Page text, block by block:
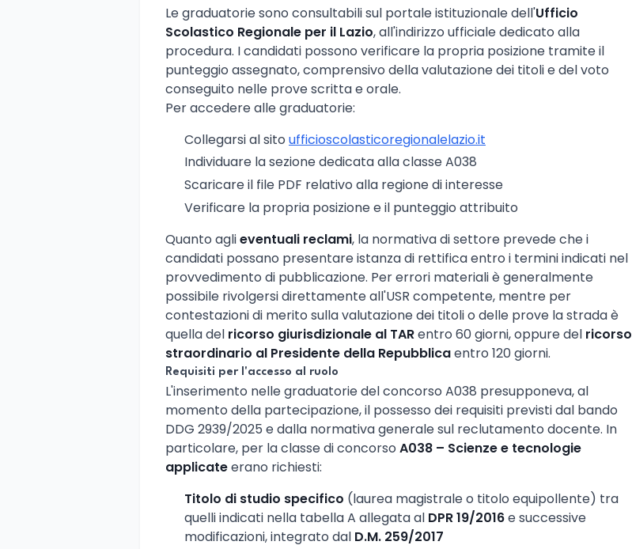
Le graduatorie sono consultabili sul portale istituzionale dell'Ufficio
Scolastico Regionale per il Lazio, all'indirizzo ufficiale dedicato alla
procedura. I candidati possono verificare la propria posizione tramite il
punteggio assegnato, comprensivo della valutazione dei titoli e del voto
conseguito nelle prove scritta e orale.
Per accedere alle graduatorie:
Collegarsi al sito ufficioscolasticoregionalelazio.it
Individuare la sezione dedicata alla classe A038
Scaricare il file PDF relativo alla regione di interesse
Verificare la propria posizione e il punteggio attribuito
Quanto aglieventuali reclami, la normativa di settore prevede che i
candidati possano presentare istanza di rettifica entro i termini indicati nel
provvedimento di pubblicazione. Per errori materiali è generalmente
possibile rivolgersi direttamente all'USR competente, mentre per
contestazioni di merito sulla valutazione dei titoli o delle prove la strada è
quella del ricorso giurisdizionale al TARentro 60 giorni, oppure del ricorso
straordinario al Presidente della Repubblicaentro 120 giorni.
Requisiti per l'accesso al ruolo
L'inserimento nelle graduatorie del concorso A038 presupponeva, al
momento della partecipazione, il possesso dei requisiti previsti dal bando
DDG 2939/2025 e dalla normativa generale sul reclutamento docente. In
particolare, per la classe di concorso A038 – Scienze e tecnologie
applicateerano richiesti:
Titolo di studio specifico (laurea magistrale o titolo equipollente) tra
quelli indicati nella tabella A allegata al DPR 19/2016e successive
modificazioni, integrato dal D.M. 259/2017